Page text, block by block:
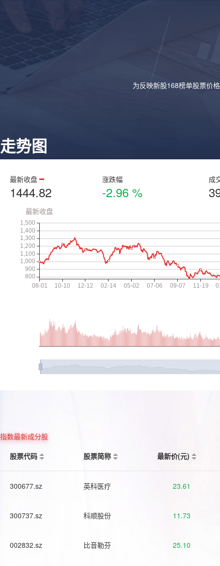
为反映新股168榜单股票价
走势图
最新收盘
1444.82
涨跌幅
-2.96 %
成
指数最新成分股
股票代码
股票简称 最新价(元)
300677.sz 英科医疗 23.61
300737.sz 科顺股份 11.73
002832.sz 比音勒芬 25.10